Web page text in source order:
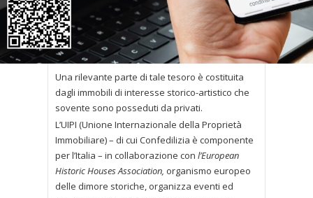
presenti in una varietà di forme ed aspetti,
includendo monumenti, i siti, le tradizioni, le
collezioni conservate e gestite da musei,
biblioteche e archivi.
Una rilevante parte di tale tesoro è costituita
dagli immobili di interesse storico-artistico che
sovente sono posseduti da privati.
L’UIPI (Unione Internazionale della Proprietà
Immobiliare) – di cui Confedilizia è componente
per l’Italia – in collaborazione con l’European
Historic Houses Association, organismo europeo
delle dimore storiche, organizza eventi ed